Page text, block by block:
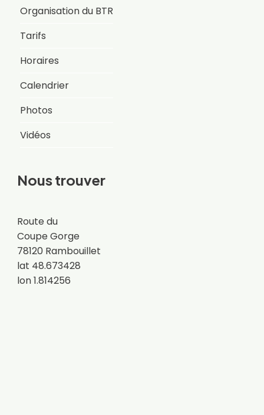
Organisation du BTR
Tarifs
Horaires
Calendrier
Photos
Vidéos
Nous trouver
Route du
Coupe Gorge
78120 Rambouillet
lat 48.673428
lon 1.814256